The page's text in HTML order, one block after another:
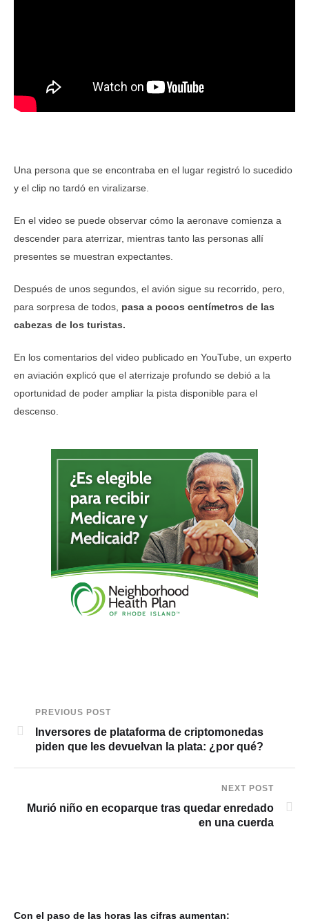
Una persona que se encontraba en el lugar registró lo sucedido
y el clip no tardó en viralizarse.
En el video se puede observar cómo la aeronave comienza a
descender para aterrizar, mientras tanto las personas allí
presentes se muestran expectantes.
Después de unos segundos, el avión sigue su recorrido, pero,
para sorpresa de todos, pasa a pocos centímetros de las
cabezas de los turistas.
En los comentarios del video publicado en YouTube, un experto
en aviación explicó que el aterrizaje profundo se debió a la
oportunidad de poder ampliar la pista disponible para el
descenso.
PREVIOUS POST
Inversores de plataforma de criptomonedas
piden que les devuelvan la plata: ¿por qué?
NEXT POST
Murió niño en ecoparque tras quedar enredado
en una cuerda
Con el paso de las horas las cifras aumentan: